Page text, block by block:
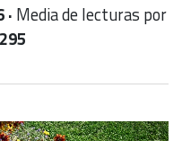
Media de lecturas por